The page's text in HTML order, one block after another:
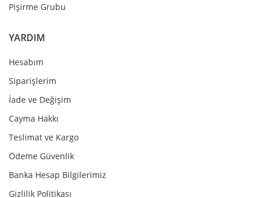
Pişirme Grubu
YARDIM
Hesabım
Siparişlerim
İade ve Değişim
Cayma Hakkı
Teslimat ve Kargo
Ödeme Güvenlik
Banka Hesap Bilgilerimiz
Gizlilik Politikası